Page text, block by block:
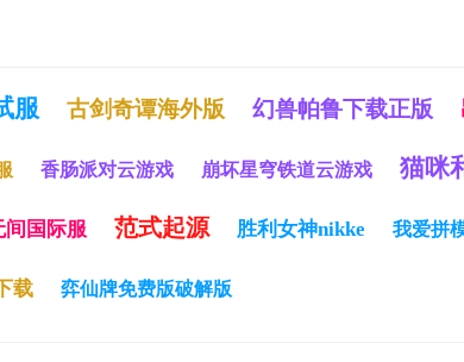
服 古剑奇谭海外版 幻兽帕鲁下载正版
香肠派对云游戏 崩坏星穹铁道云游戏 猫咪
间国际服 范式起源 胜利女神nikke 我爱拼
载 弈仙牌免费版破解版